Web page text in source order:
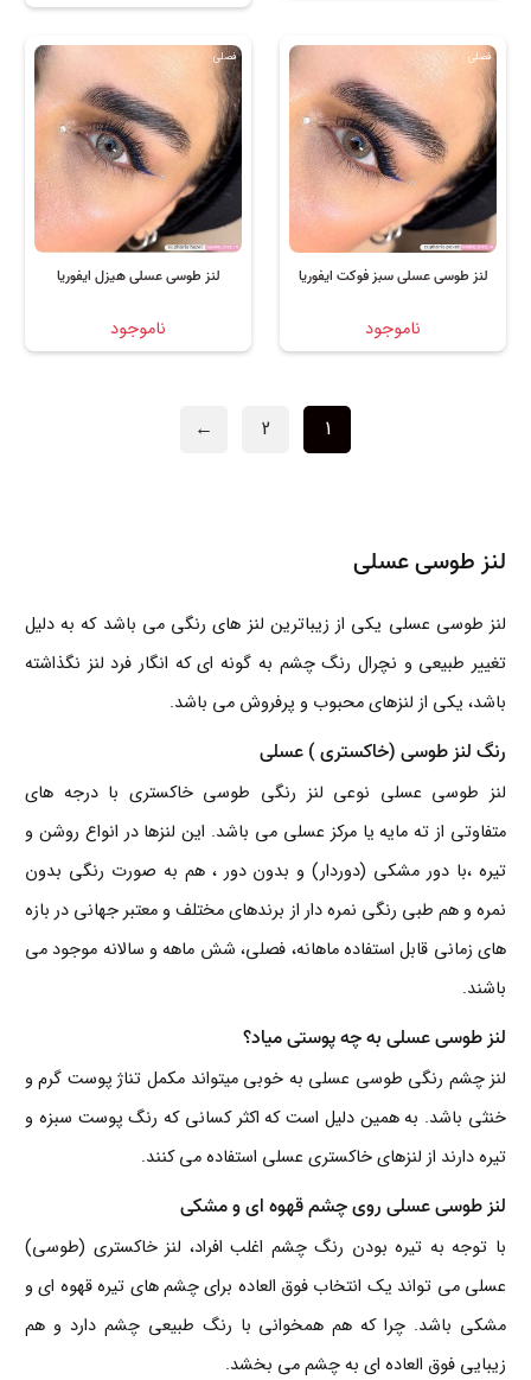
لنز طوسی عسلی سبز فوکت ایفوریا
ناموجود
فصلی
لنز طوسی عسلی هیزل ایفوریا
ناموجود
فصلی
1
2
←
لنز طوسی عسلی
لنز طوسی عسلی یکی از زیباترین لنز های رنگی می باشد که به دلیل
تغییر طبیعی و نچرال رنگ چشم به گونه ای که انگار فرد لنز نگذاشته
باشد، یکی از لنزهای محبوب و پرفروش می باشد.
رنگ لنز طوسی (خاکستری ) عسلی
لنز طوسی عسلی نوعی لنز رنگی طوسی خاکستری با درجه های
متفاوتی از ته مایه یا مرکز عسلی می باشد. این لنزها در انواع روشن و
تیره ،با دور مشکی (دوردار) و بدون دور ، هم به صورت رنگی بدون
نمره و هم طبی رنگی نمره دار از برندهای مختلف و معتبر جهانی در بازه
های زمانی قابل استفاده ماهانه، فصلی، شش ماهه و سالانه موجود می
باشند.
لنز طوسی عسلی به چه پوستی میاد؟
لنز چشم رنگی طوسی عسلی به خوبی میتواند مکمل تناژ پوست گرم و
خنثی باشد. به همین دلیل است که اکثر کسانی که رنگ پوست سبزه و
تیره دارند از لنزهای خاکستری عسلی استفاده می کنند.
لنز طوسی عسلی روی چشم قهوه ای و مشکی
با توجه به تیره بودن رنگ چشم اغلب افراد، لنز خاکستری (طوسی)
عسلی می تواند یک انتخاب فوق العاده برای چشم های تیره قهوه ای و
مشکی باشد. چرا که هم همخوانی با رنگ طبیعی چشم دارد و هم
زیبایی فوق العاده ای به چشم می بخشد.